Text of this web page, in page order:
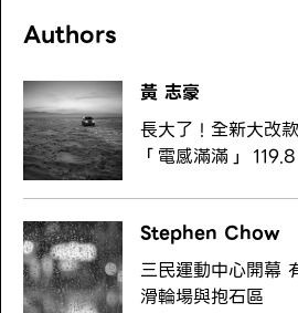
Authors
黃 志豪
長大了！全新大
「電感滿滿」
Stephen Chow
三民運動中心開幕
滑輪場與抱石區